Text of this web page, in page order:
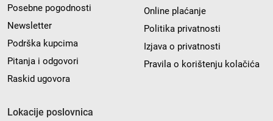
Posebne pogodnosti
Newsletter
Podrška kupcima
Pitanja i odgovori
Raskid ugovora
Online plaćanje
Politika privatnosti
Izjava o privatnosti
Pravila o korištenju kolačića
Lokacije poslovnica